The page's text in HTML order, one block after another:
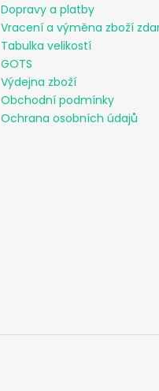
Dopravy a platby
Vracení a výměna zboží
Tabulka velikostí
GOTS
Výdejna zboží
Obchodní podmínky
Ochrana osobních údajů